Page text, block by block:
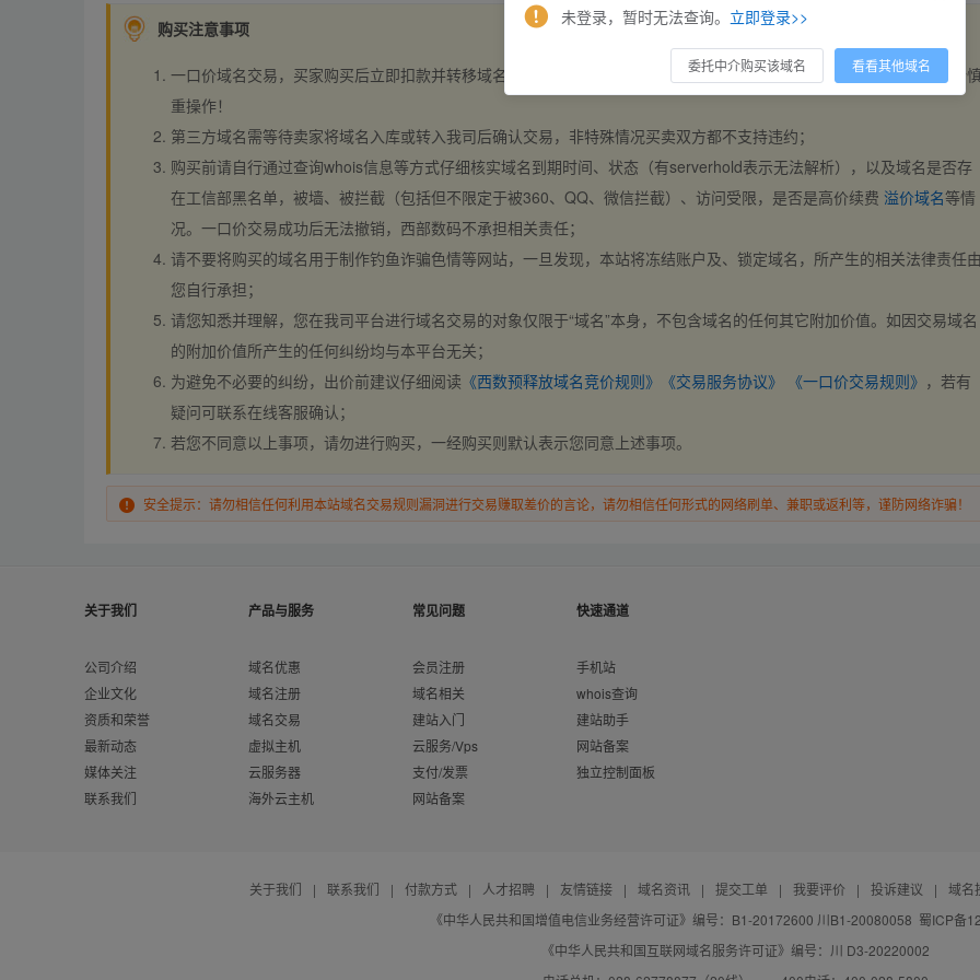
购买注意事项
一口价域名交易，买家购买后立即扣款并转移域名，交易自动完成。买卖双方都不支持违约，一旦出价不支持撤销，请
重操作！
第三方域名需等待卖家将域名入库或转入我司后确认交易，非特殊情况买卖双方都不支持违约；
购买前请自行通过查询whois信息等方式仔细核实域名到期时间、状态（有serverhold表示无法解析），以及域名是否存
在工信部黑名单，被墙、被拦截（包括但不限定于被360、QQ、微信拦截）、访问受限，是否是高价续费 溢价域名等情
况。一口价交易成功后无法撤销，西部数码不承担相关责任；
请不要将购买的域名用于制作钓鱼诈骗色情等网站，一旦发现，本站将冻结账户及、锁定域名，所产生的相关法律责任
您自行承担；
请您知悉并理解，您在我司平台进行域名交易的对象仅限于“域名”本身，不包含域名的任何其它附加价值。如因交易域名
的附加价值所产生的任何纠纷均与本平台无关；
为避免不必要的纠纷，出价前建议仔细阅读 《西数预释放域名竞价规则》 《交易服务协议》 《一口价交易规则》 ，若有
疑问可联系在线客服确认；
若您不同意以上事项，请勿进行购买，一经购买则默认表示您同意上述事项。
安全提示：请勿相信任何利用本站域名交易规则漏洞进行交易赚取差价的言论，请勿相信任何形式的网络刷单、兼职或返利等，谨防网络诈骗！
关于我们
公司介绍
企业文化
资质和荣誉
最新动态
媒体关注
联系我们
产品与服务
域名优惠
域名注册
域名交易
虚拟主机
云服务器
海外云主机
常见问题
会员注册
域名相关
建站入门
云服务/Vps
支付/发票
网站备案
快速通道
手机站
whois查询
建站助手
网站备案
独立控制面板
关于我们 | 联系我们 | 付款方式 | 人才招聘 | 友情链接 | 域名资讯 | 提交工单 | 我要评价 | 投诉建议 |
域名
《中华人民共和国增值电信业务经营许可证》编号：B1-20172600 川B1-20080058 蜀ICP备
《中华人民共和国互联网域名服务许可证》编号：川 D3-20220002
未登录，暂时无法查询。 立即登录>>
委托中介购买该域名 看看其他域名